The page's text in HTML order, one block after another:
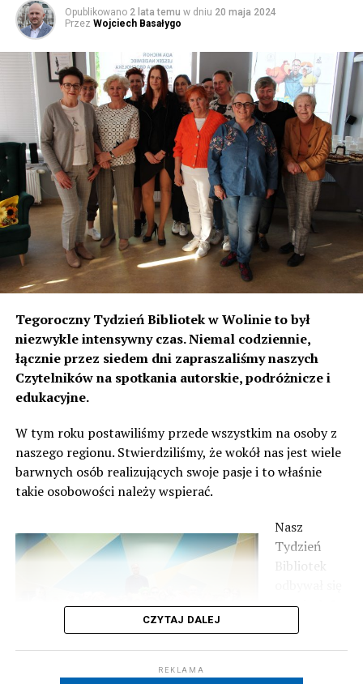
Opublikowano 2 lata temu w dniu 20 maja 2024
Przez Wojciech Basałygo
Tegoroczny Tydzień Bibliotek w Wolinie to był
niezwykle intensywny czas. Niemal codziennie,
łącznie przez siedem dni zapraszaliśmy naszych
Czytelników na spotkania autorskie, podróżnicze i
edukacyjne.
W tym roku postawiliśmy przede wszystkim na osoby z
naszego regionu. Stwierdziliśmy, że wokół nas jest wiele
barwnych osób realizujących swoje pasje i to właśnie
takie osobowości należy wspierać.
Nasz
Tydzień
Bibliotek
w dniach 8-
CZYTAJ DALEJ
REKLAMA